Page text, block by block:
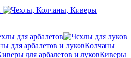
для арбалетов
Колчаны
Киверы